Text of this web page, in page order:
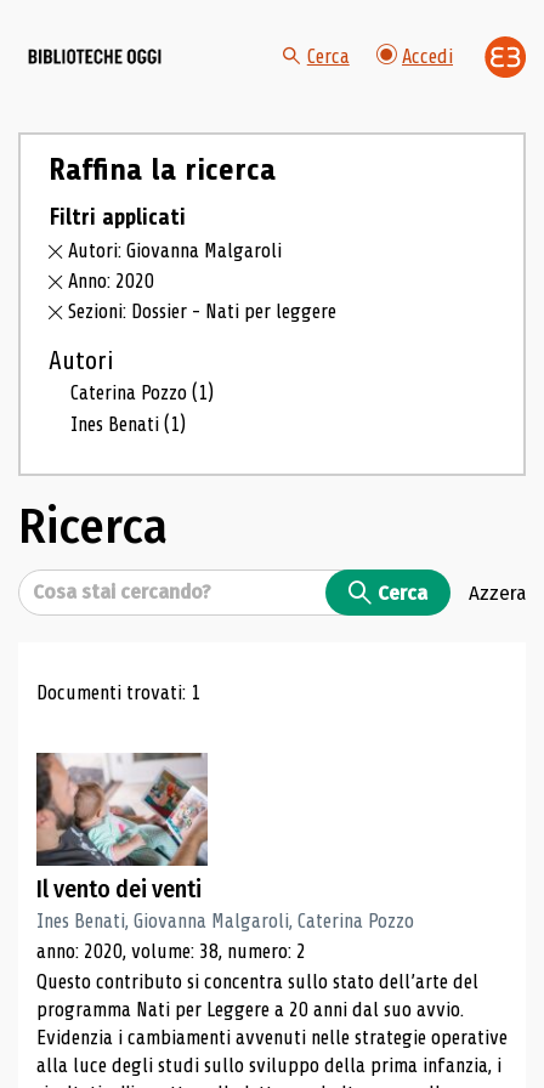
Cerca Accedi
Raffina la ricerca
Filtri applicati
Autori: Giovanna Malgaroli
Anno: 2020
Sezioni: Dossier - Nati per leggere
Autori
Caterina Pozzo(1)
Ines Benati(1)
Ricerca
Cerca Cerca Azzera
Risultati di ricerca
Documenti trovati: 1
Il vento dei venti
Ines Benati, Giovanna Malgaroli, Caterina Pozzo
anno: 2020, volume: 38, numero: 2
Questo contributo si concentra sullo stato dell’arte del
programma Nati per Leggere a 20 anni dal suo avvio.
Evidenzia i cambiamenti avvenuti nelle strategie operative
alla luce degli studi sullo sviluppo della prima infanzia, i